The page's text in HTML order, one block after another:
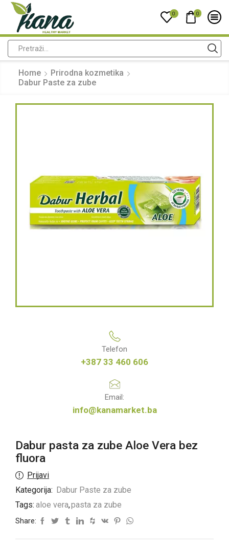
0 0
Home
Prirodna kozmetika
Dabur Paste za zube
Telefon
+387 33 460 606
Email:
info@kanamarket.ba
Dabur pasta za zube Aloe Vera bez
fluora
Prijavi
Kategorija: Dabur Paste za zube
Tags: aloe vera,pasta za zube
Share: